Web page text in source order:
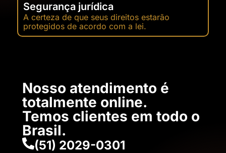
Segurança jurídica
A certeza de que seus direitos estarão
protegidos de acordo com a lei.
Nosso atendimento é
totalmente online.
Temos clientes em todo o
Brasil.​
(51) 2029-0301